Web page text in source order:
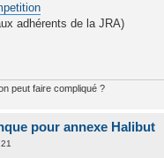
adhérents de la JRA)
peut faire compliqué ?
pour annexe Halibut